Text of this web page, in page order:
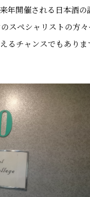
年開催される日本酒
スペシャリストの方
るチャンスでもあり